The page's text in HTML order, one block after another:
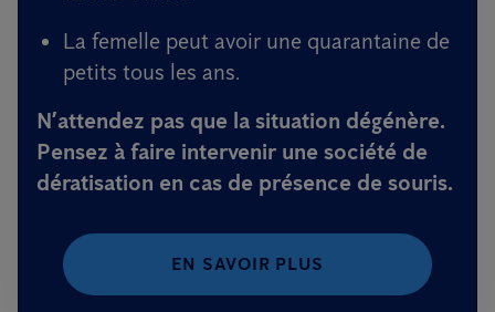
La femelle peut avoir une quarantaine de
petits tous les ans.
N’attendez pas que la situation dégénère.
Pensez à faire intervenir une société de
dératisation en cas de présence de souris.
EN SAVOIR PLUS